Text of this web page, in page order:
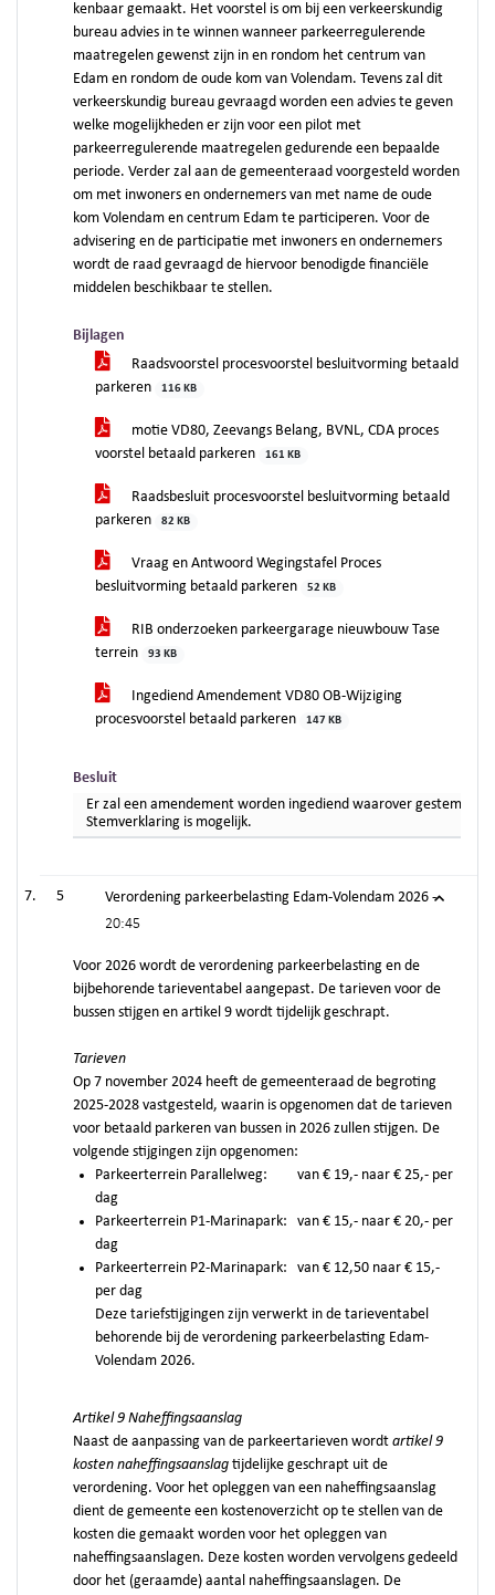
kenbaar gemaakt. Het voorstel is om bij een verkeerskundig
bureau advies in te winnen wanneer parkeerregulerende
maatregelen gewenst zijn in en rondom het centrum van
Edam en rondom de oude kom van Volendam. Tevens zal dit
verkeerskundig bureau gevraagd worden een advies te geven
welke mogelijkheden er zijn voor een pilot met
parkeerregulerende maatregelen gedurende een bepaalde
periode. Verder zal aan de gemeenteraad voorgesteld worden
om met inwoners en ondernemers van met name de oude
kom Volendam en centrum Edam te participeren. Voor de
advisering en de participatie met inwoners en ondernemers
wordt de raad gevraagd de hiervoor benodigde financiële
middelen beschikbaar te stellen.
Bijlagen
Raadsvoorstel procesvoorstel besluitvorming betaald
parkeren
116 KB
motie VD80, Zeevangs Belang, BVNL, CDA proces
voorstel betaald parkeren
161 KB
Raadsbesluit procesvoorstel besluitvorming betaald
parkeren
82 KB
Vraag en Antwoord Wegingstafel Proces
besluitvorming betaald parkeren
52 KB
RIB onderzoeken parkeergarage nieuwbouw Tase
terrein
93 KB
Ingediend Amendement VD80 OB-Wijziging
procesvoorstel betaald parkeren
147 KB
Besluit
Er zal een amendement worden ingediend waarover gestemd
Stemverklaring is mogelijk.
5
Verordening parkeerbelasting Edam-Volendam 2026 -
20:45
Voor 2026 wordt de verordening parkeerbelasting en de
bijbehorende tarieventabel aangepast. De tarieven voor de
bussen stijgen en artikel 9 wordt tijdelijk geschrapt.
Tarieven
Op 7 november 2024 heeft de gemeenteraad de begroting
2025-2028 vastgesteld, waarin is opgenomen dat de tarieven
voor betaald parkeren van bussen in 2026 zullen stijgen. De
volgende stijgingen zijn opgenomen:
Parkeerterrein Parallelweg: van € 19,- naar € 25,- per
dag
Parkeerterrein P1-Marinapark: van € 15,- naar € 20,- per
dag
Parkeerterrein P2-Marinapark: van € 12,50 naar € 15,-
per dag
Deze tariefstijgingen zijn verwerkt in de tarieventabel
behorende bij de verordening parkeerbelasting Edam-
Volendam 2026.
Artikel 9 Naheffingsaanslag
Naast de aanpassing van de parkeertarieven wordt artikel 9
kosten naheffingsaanslag tijdelijke geschrapt uit de
verordening. Voor het opleggen van een naheffingsaanslag
dient de gemeente een kostenoverzicht op te stellen van de
kosten die gemaakt worden voor het opleggen van
naheffingsaanslagen. Deze kosten worden vervolgens gedeeld
door het (geraamde) aantal naheffingsaanslagen. De